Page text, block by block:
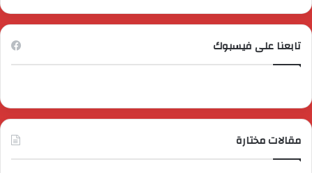
تابعنا على فيسبوك
مقالات مختارة